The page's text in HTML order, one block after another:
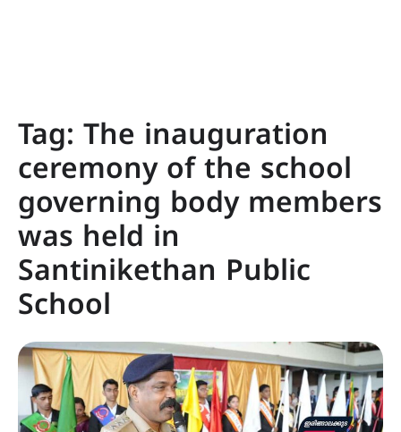
Tag: The inauguration
ceremony of the school
governing body members
was held in
Santinikethan Public
School